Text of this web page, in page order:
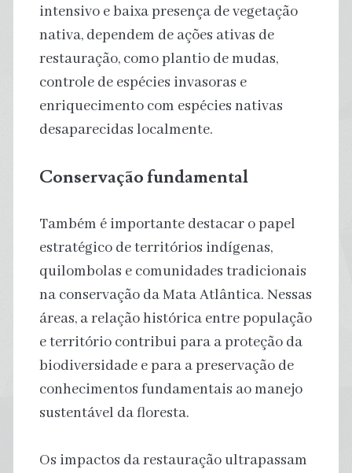
intensivo e baixa presença de vegetação
nativa, dependem de ações ativas de
restauração, como plantio de mudas,
controle de espécies invasoras e
enriquecimento com espécies nativas
desaparecidas localmente.
Conservação fundamental
Também é importante destacar o papel
estratégico de territórios indígenas,
quilombolas e comunidades tradicionais
na conservação da Mata Atlântica. Nessas
áreas, a relação histórica entre população
e território contribui para a proteção da
biodiversidade e para a preservação de
conhecimentos fundamentais ao manejo
sustentável da floresta.
Os impactos da restauração ultrapassam